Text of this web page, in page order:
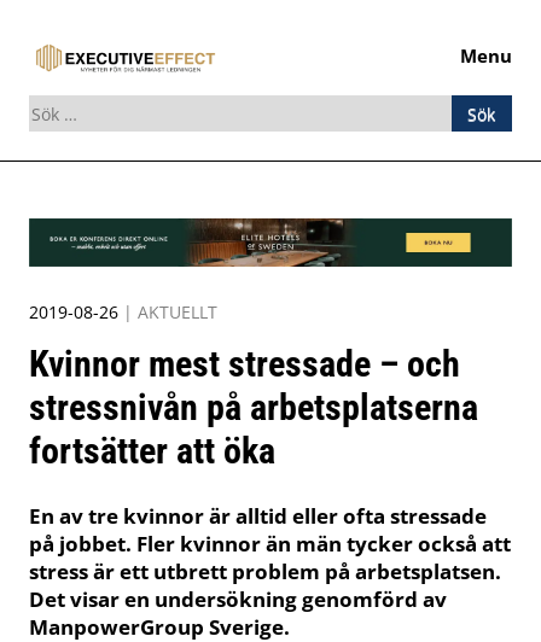
Menu
Sök
efter:
content
2019-08-26 | AKTUELLT
Kvinnor mest stressade – och
stressnivån på arbetsplatserna
fortsätter att öka
En av tre kvinnor är alltid eller ofta stressade
på jobbet. Fler kvinnor än män tycker också att
stress är ett utbrett problem på arbetsplatsen.
Det visar en undersökning genomförd av
ManpowerGroup Sverige.